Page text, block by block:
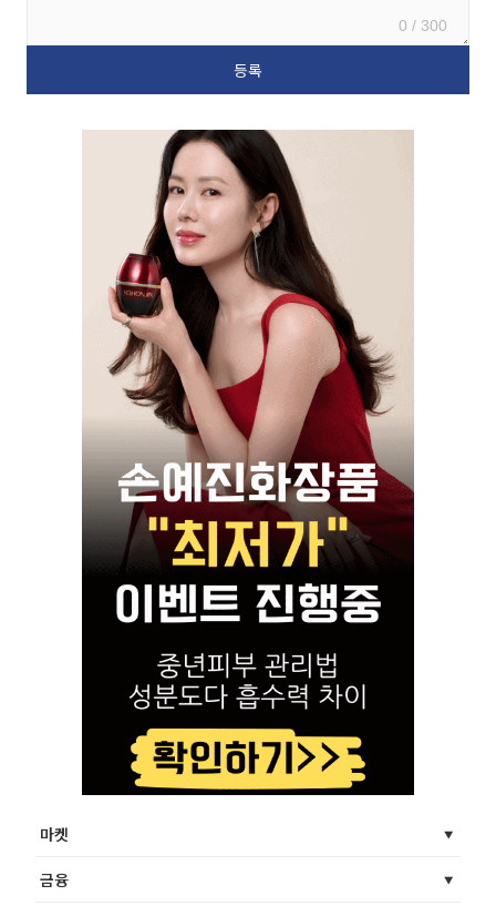
0 / 300
마켓
금융